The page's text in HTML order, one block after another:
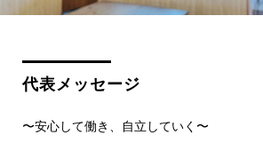
代表メッセージ
〜安心して働き、自立していく〜